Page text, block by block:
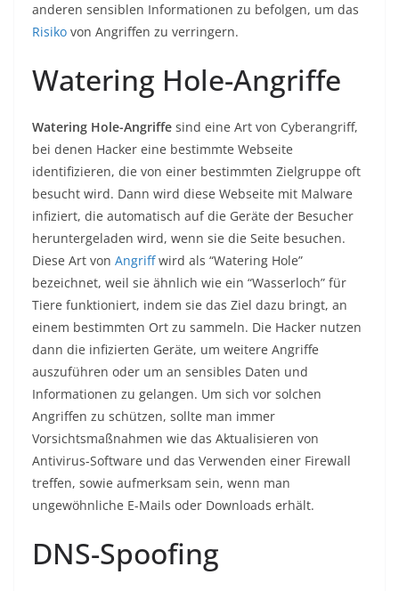
anderen sensiblen Informationen zu befolgen, um das
Risiko von Angriffen zu verringern.
Watering Hole-Angriffe
Watering Hole-Angriffe sind eine Art von Cyberangriff,
bei denen Hacker eine bestimmte Webseite
identifizieren, die von einer bestimmten Zielgruppe oft
besucht wird. Dann wird diese Webseite mit Malware
infiziert, die automatisch auf die Geräte der Besucher
heruntergeladen wird, wenn sie die Seite besuchen.
Diese Art von Angriffwird als “Watering Hole”
bezeichnet, weil sie ähnlich wie ein “Wasserloch” für
Tiere funktioniert, indem sie das Ziel dazu bringt, an
einem bestimmten Ort zu sammeln. Die Hacker nutzen
dann die infizierten Geräte, um weitere Angriffe
auszuführen oder um an sensibles Daten und
Informationen zu gelangen. Um sich vor solchen
Angriffen zu schützen, sollte man immer
Vorsichtsmaßnahmen wie das Aktualisieren von
Antivirus-Software und das Verwenden einer Firewall
treffen, sowie aufmerksam sein, wenn man
ungewöhnliche E-Mails oder Downloads erhält.
DNS-Spoofing